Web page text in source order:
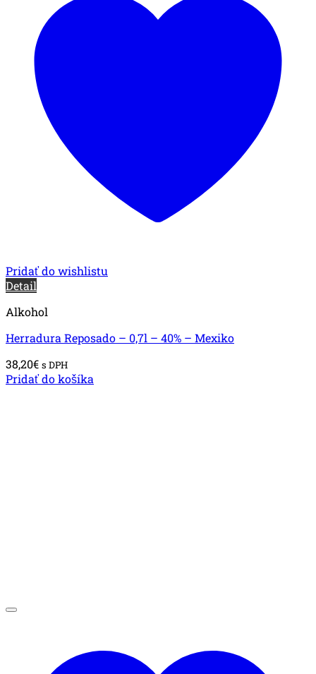
Pridať do wishlistu
Detail
Alkohol
Herradura Reposado – 0,7l – 40% – Mexiko
38,20€ s DPH
Pridať do košíka